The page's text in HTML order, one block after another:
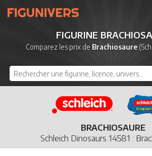
UNIVERS
LICENCES
NOUVEAUTÉS
DERNIERS AJOUTS
FIGURINE
Comparez les prix de Brachiosaure
BRACHIOSAURE
Schleich Dinosaurs 14581 :